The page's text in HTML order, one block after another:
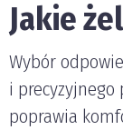
Jakie
Wybór
i precyzyjnego
poprawia